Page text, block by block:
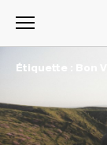
Étiquette : Bon